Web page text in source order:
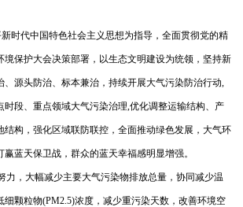
时代中国特色社会主义思想为指导，全面贯彻党的精
境保护大会决策部署，以生态文明建设为统领，坚持新
、源头防治、标本兼治，持续开展大气污染防治行动,
时段、重点领域大气污染治理,优化调整运输结构、产
结构，强化区域联防联控，全面推动绿色发展，大气环
蓝天保卫战，群众的蓝天幸福感明显增强。
力，大幅减少主要大气污染物排放总量，协同减少温
细颗粒物(PM2.5)浓度，减少重污染天数，改善环境空